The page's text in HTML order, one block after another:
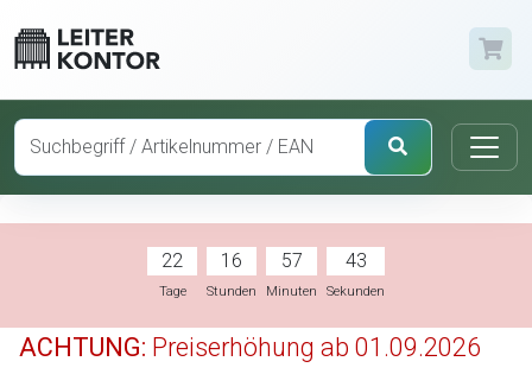
22
Tage
16
Stunden
57
Minuten
43
Sekunden
ACHTUNG: Preiserhöhung ab 01.09.2026